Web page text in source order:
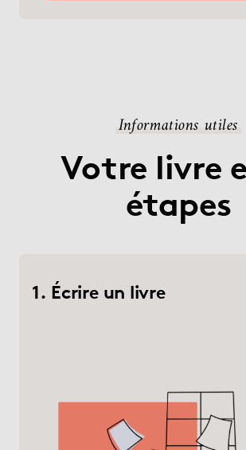
Informations utiles
Votre livre
étapes
1. Écrire un livre